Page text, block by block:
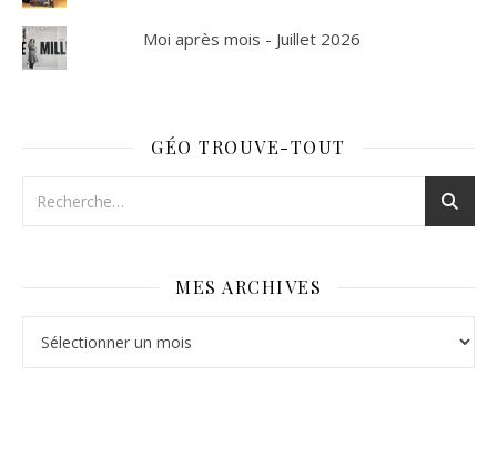
Moi après mois - Juillet 2026
GÉO TROUVE-TOUT
MES ARCHIVES